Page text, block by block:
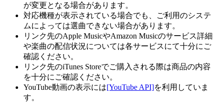
が変更となる場合があります。
対応機種が表示されている場合でも、ご利用のシステ
ムによっては選曲できない場合があります。
リンク先のApple MusicやAmazon Musicのサービス詳細
や楽曲の配信状況については各サービスにて十分にご
確認ください。
リンク先のiTunes Storeでご購入される際は商品の内容
を十分にご確認ください。
YouTube動画の表示には[YouTube API]を利用していま
す。